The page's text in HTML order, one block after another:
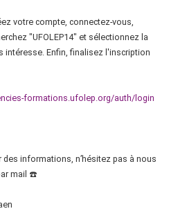
votre compte, connectez-vous,
"UFOLEP14" et sélectionnez la
intéresse. Enfin, finalisez l'inscription
formations.ufolep.org/auth/login
informations, n’hésitez pas à nous
mail ☎️